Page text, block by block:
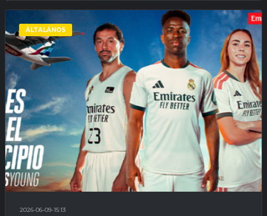
ÁLTALÁNOS
2026-06-09-15:13